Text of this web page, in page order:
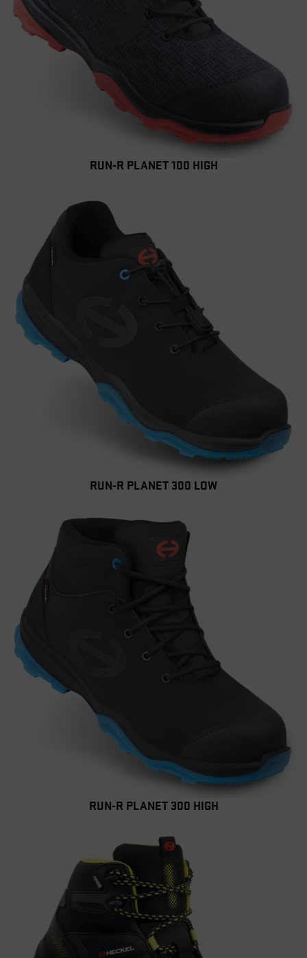
RUN-R PLANET 100 HIGH
RUN-R PLANET 300 LOW
RUN-R PLANET 300 HIGH